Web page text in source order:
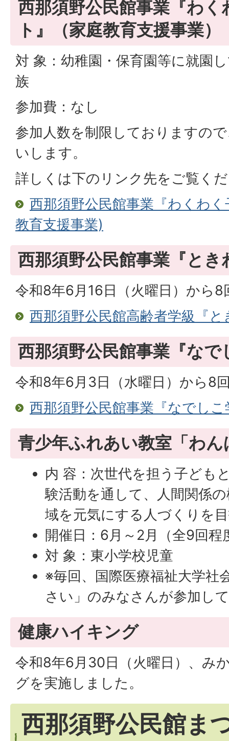
西那須野公民館事業『わ
ト』（家庭教育支援事業）
対 象：幼稚園・保育園等に就園
族
参加費：なし
参加人数を制限しておりますの
いします。
詳しくは下のリンク先をご覧く
西那須野公民館事業『わくわ
教育支援事業)
西那須野公民館事業『とき
令和8年6月16日（火曜日）から8
西那須野公民館高齢者学級『と
西那須野公民館事業『なで
令和8年6月3日（水曜日）から8
西那須野公民館事業『なでしこ
青少年ふれあい教室「わん
内 容：次世代を担う子ども
験活動を通して、人間関係
域を元気にする人づくりを
開催日：6月～2月（全9回程
対 象：東小学校児童
※毎回、国際医療福祉大学社
さい」のみなさんが参加し
健康ハイキング
令和8年6月30日（火曜日）、み
グを実施しました。
西那須野公民館ま